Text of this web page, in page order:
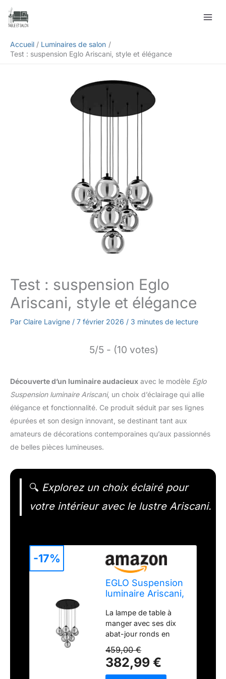
Aller
Accueil
Luminaires de salon
Test : suspension Eglo Ariscani, style et élégance
Test : suspension Eglo
Ariscani, style et élégance
Par Claire Lavigne / 7 février 2026 / 3 minutes de lecture
5/5 - (10 votes)
Découverte d’un luminaire audacieux avec le modèle Eglo
Suspension luminaire Ariscani, un choix d’éclairage qui allie
élégance et fonctionnalité. Ce produit séduit par ses lignes
épurées et son design innovant, se destinant tant aux
amateurs de décorations contemporaines qu’aux passionnés
de belles pièces lumineuses.
🔍 Explorez un choix éclairé pour
votre intérieur avec le lustre Ariscani.
EGLO Suspension
luminaire Ariscani,
suspendue à 10
La lampe de table à
manger avec ses dix
abat-jour ronds en
transparent pouvant
être suspendus à un
baldaquin rond en
459,00 €
382,99 €
-17%
Rechercher